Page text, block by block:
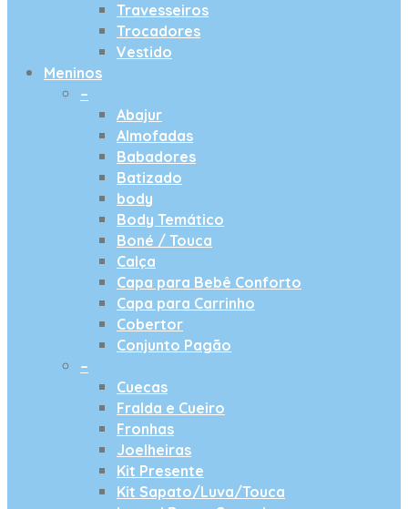
Travesseiros
Trocadores
Vestido
Meninos
–
Abajur
Almofadas
Babadores
Batizado
body
Body Temático
Boné / Touca
Calça
Capa para Bebê Conforto
Capa para Carrinho
Cobertor
Conjunto Pagão
–
Cuecas
Fralda e Cueiro
Fronhas
Joelheiras
Kit Presente
Kit Sapato/Luva/Touca